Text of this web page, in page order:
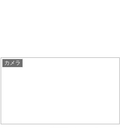
カメラ